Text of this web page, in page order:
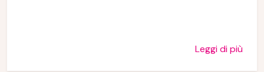
Leggi di più